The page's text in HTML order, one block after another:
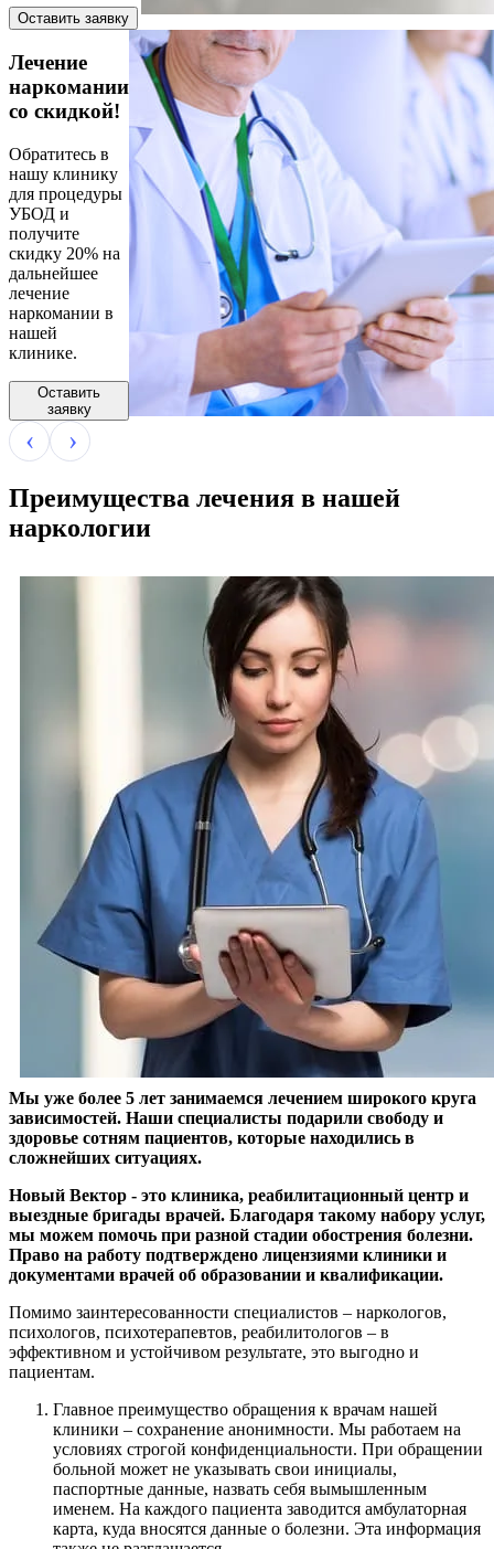
Оставить заявку
Лечение
наркомании
со скидкой!
Обратитесь в
нашу клинику
для процедуры
УБОД и
получите
скидку 20% на
дальнейшее
лечение
наркомании в
нашей
клинике.
Оставить
заявку
Преимущества лечения в нашей
наркологии
Мы уже более 5 лет занимаемся лечением широкого круга
зависимостей. Наши специалисты подарили свободу и
здоровье сотням пациентов, которые находились в
сложнейших ситуациях.
Новый Вектор - это клиника, реабилитационный центр и
выездные бригады врачей. Благодаря такому набору услуг,
мы можем помочь при разной стадии обострения болезни.
Право на работу подтверждено лицензиями клиники и
документами врачей об образовании и квалификации.
Помимо заинтересованности специалистов – наркологов,
психологов, психотерапевтов, реабилитологов – в
эффективном и устойчивом результате, это выгодно и
пациентам.
Главное преимущество обращения к врачам нашей
клиники – сохранение анонимности. Мы работаем на
условиях строгой конфиденциальности. При обращении
больной может не указывать свои инициалы,
паспортные данные, назвать себя вымышленным
именем. На каждого пациента заводится амбулаторная
карта, куда вносятся данные о болезни. Эта информация